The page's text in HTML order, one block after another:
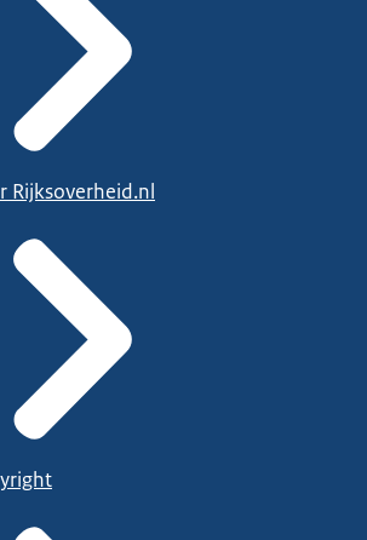
Rijksoverheid.nl